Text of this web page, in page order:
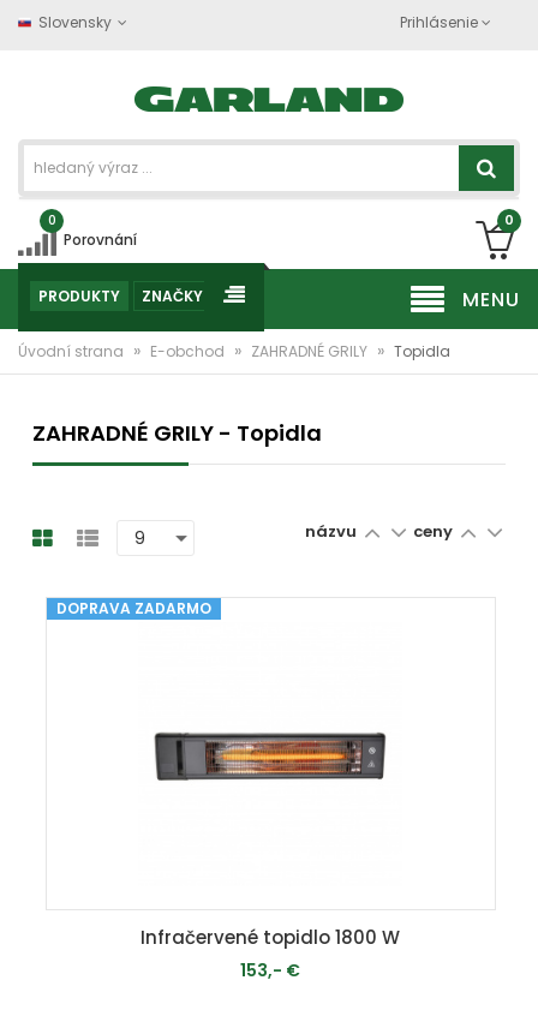
Slovensky Prihlásenie
0
Porovnání
0
MENU
PRODUKTY ZNAČKY
Úvodní strana » E-obchod » ZAHRADNÉ GRILY » Topidla
ZAHRADNÉ GRILY - Topidla
názvu ceny
DOPRAVA ZADARMO
Infračervené topidlo 1800 W
153,- €